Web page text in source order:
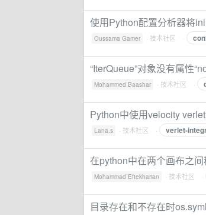
使用Python配置分析器将
Oussama Gamer · 技术社区 ·
“IterQueue”对象没有属性
Mohammed Baashar · 技术社区 ·
Python中使用velocity
Lana.s · 技术社区 · verlet-
在python中在两个画布之
Mohammad Eftekharian · 技术社区 ·
目录存在和不存在时